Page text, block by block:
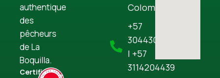
authentique
des
pêcheurs
de La
Boquilla.
Certified
Colombia
+57
3044306645
| +57
3114204439